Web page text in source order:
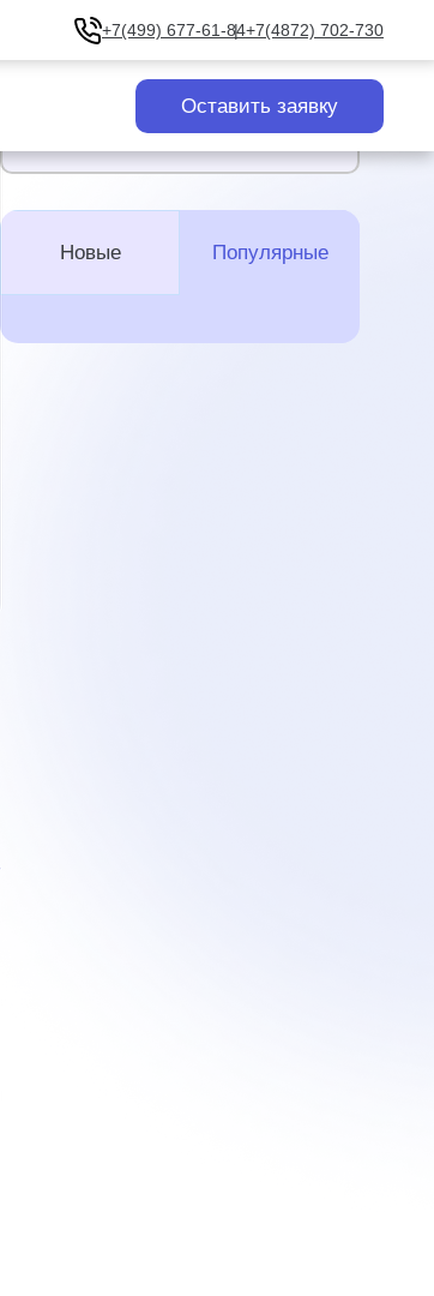
+7(499) 677-61-84+7(4872) 702-730
Оставить заявку
Все новости
Новые Популярные